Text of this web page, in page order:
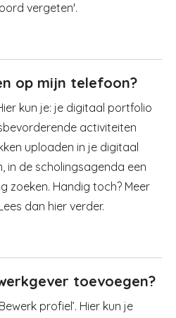
vergeten'.
op mijn telefoon?
kun je: je digitaal portfolio
activiteiten
uploaden in je digitaal
in de scholingsagenda een
zoeken. Handig toch? Meer
dan hier verder.
toevoegen?
profiel’. Hier kun je